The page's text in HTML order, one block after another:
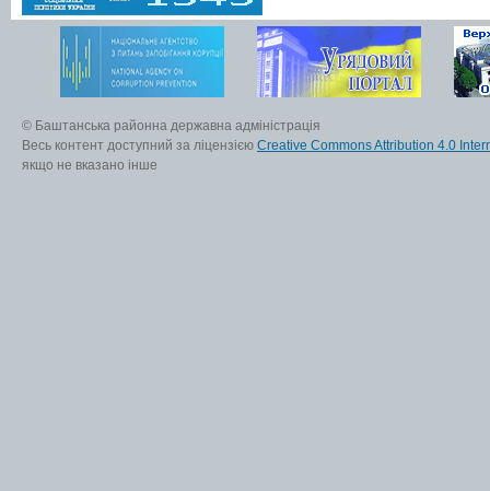
© Баштанська районна державна адміністрація
Весь контент доступний за ліцензією Creative Commons Attribution 4.0
якщо не вказано інше